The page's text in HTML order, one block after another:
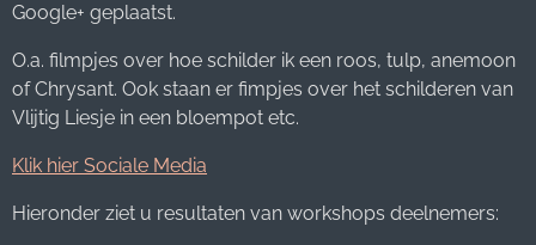
Google+ geplaatst.
O.a. filmpjes over hoe schilder ik een roos, tulp, anemoon
of Chrysant. Ook staan er fimpjes over het schilderen van
Vlijtig Liesje in een bloempot etc.
Klik hier Sociale Media
Hieronder ziet u resultaten van workshops deelnemers: